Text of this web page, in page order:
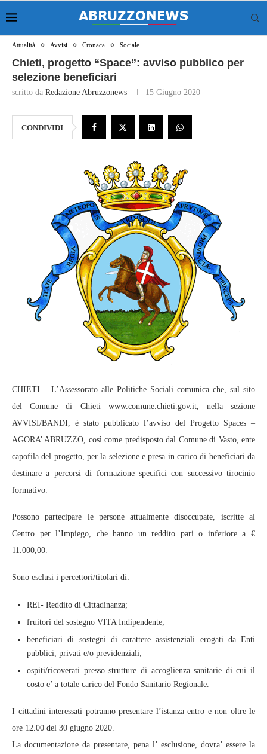
Attualità Avvisi Cronaca Sociale
Chieti, progetto “Space”: avviso pubblico per
selezione beneficiari
scritto da Redazione Abruzzonews 15 Giugno 2020
CONDIVIDI
CHIETI – L’Assessorato alle Politiche Sociali comunica che, sul sito
del Comune di Chieti www.comune.chieti.gov.it, nella sezione
AVVISI/BANDI, è stato pubblicato l’avviso del Progetto Spaces –
AGORA’ ABRUZZO, così come predisposto dal Comune di Vasto, ente
capofila del progetto, per la selezione e presa in carico di beneficiari da
destinare a percorsi di formazione specifici con successivo tirocinio
formativo.
Possono partecipare le persone attualmente disoccupate, iscritte al
Centro per l’Impiego, che hanno un reddito pari o inferiore a €
11.000,00.
Sono esclusi i percettori/titolari di:
REI- Reddito di Cittadinanza;
fruitori del sostegno VITA Indipendente;
beneficiari di sostegni di carattere assistenziali erogati da Enti
pubblici, privati e/o previdenziali;
ospiti/ricoverati presso strutture di accoglienza sanitarie di cui il
costo e’ a totale carico del Fondo Sanitario Regionale.
I cittadini interessati potranno presentare l’istanza entro e non oltre le
ore 12.00 del 30 giugno 2020.
La documentazione da presentare, pena l’ esclusione, dovra’ essere la